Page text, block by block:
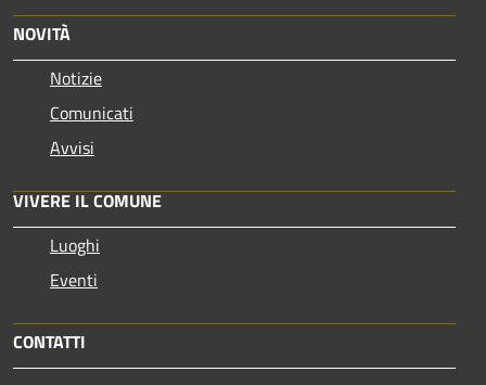
NOVITÀ
Notizie
Comunicati
Avvisi
VIVERE IL COMUNE
Luoghi
Eventi
CONTATTI